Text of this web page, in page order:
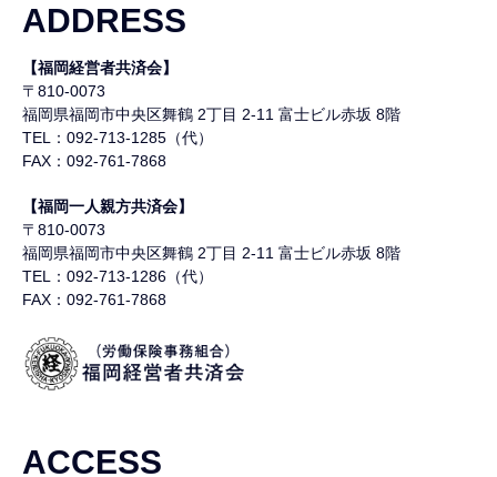
ADDRESS
【福岡経営者共済会】
〒810-0073
福岡県福岡市中央区舞鶴 2丁目 2-11 富士ビル赤坂 8階
TEL：092-713-1285（代）
FAX：092-761-7868
【福岡一人親方共済会】
〒810-0073
福岡県福岡市中央区舞鶴 2丁目 2-11 富士ビル赤坂 8階
TEL：092-713-1286（代）
FAX：092-761-7868
ACCESS